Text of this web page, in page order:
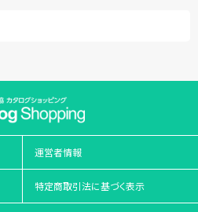
運営者情報
特定商取引法に基づく表示